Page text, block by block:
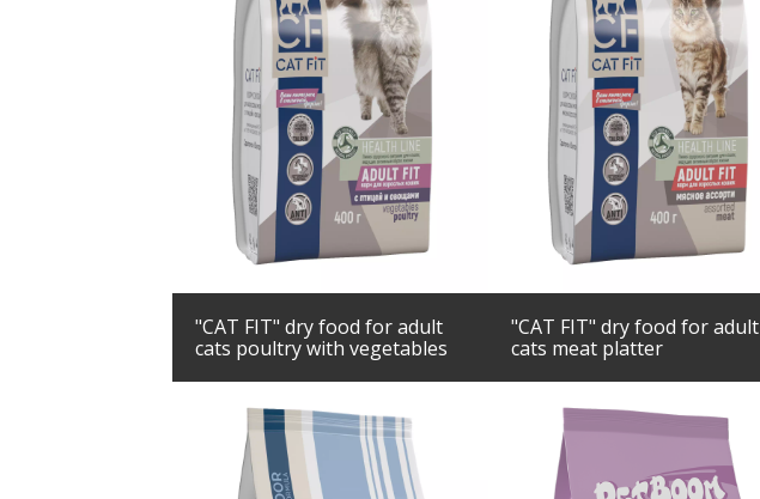
"CAT FIT" dry food for adult
cats poultry with vegetables
"CAT FIT" dry food for adult
cats meat platter